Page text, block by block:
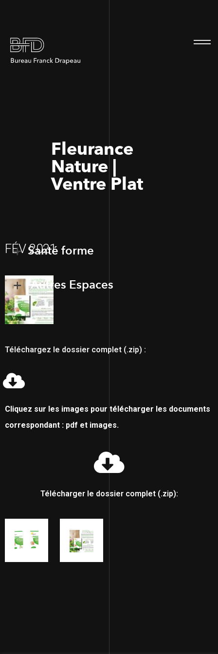
Fleurance
Nature |
Ventre Plat
FÉV 2021
Santé forme
Autres Espaces
Téléchargez le dossier complet (.zip) :
Cliquez sur les images pour télécharger les documents
correspondant : pdf et images.
Télécharger le dossier complet (.zip):